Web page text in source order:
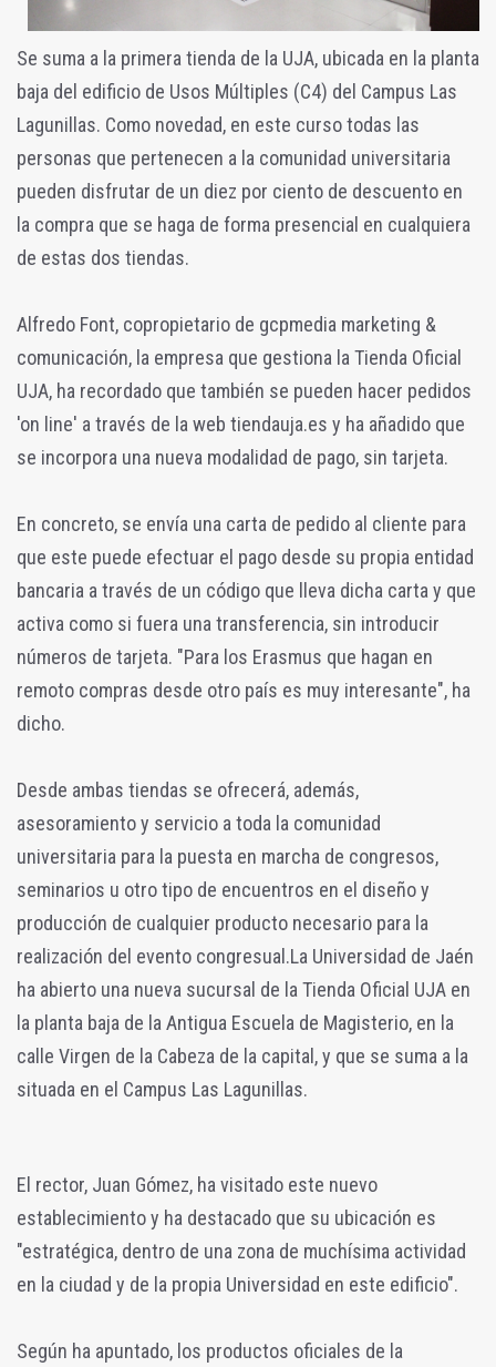
Se suma a la primera tienda de la UJA, ubicada en la planta
baja del edificio de Usos Múltiples (C4) del Campus Las
Lagunillas. Como novedad, en este curso todas las
personas que pertenecen a la comunidad universitaria
pueden disfrutar de un diez por ciento de descuento en
la compra que se haga de forma presencial en cualquiera
de estas dos tiendas.
Alfredo Font, copropietario de gcpmedia marketing &
comunicación, la empresa que gestiona la Tienda Oficial
UJA, ha recordado que también se pueden hacer pedidos
'on line' a través de la web tiendauja.es y ha añadido que
se incorpora una nueva modalidad de pago, sin tarjeta.
En concreto, se envía una carta de pedido al cliente para
que este puede efectuar el pago desde su propia entidad
bancaria a través de un código que lleva dicha carta y que
activa como si fuera una transferencia, sin introducir
números de tarjeta. "Para los Erasmus que hagan en
remoto compras desde otro país es muy interesante", ha
dicho.
Desde ambas tiendas se ofrecerá, además,
asesoramiento y servicio a toda la comunidad
universitaria para la puesta en marcha de congresos,
seminarios u otro tipo de encuentros en el diseño y
producción de cualquier producto necesario para la
realización del evento congresual.La Universidad de Jaén
ha abierto una nueva sucursal de la Tienda Oficial UJA en
la planta baja de la Antigua Escuela de Magisterio, en la
calle Virgen de la Cabeza de la capital, y que se suma a la
situada en el Campus Las Lagunillas.
El rector, Juan Gómez, ha visitado este nuevo
establecimiento y ha destacado que su ubicación es
"estratégica, dentro de una zona de muchísima actividad
en la ciudad y de la propia Universidad en este edificio".
Según ha apuntado, los productos oficiales de la